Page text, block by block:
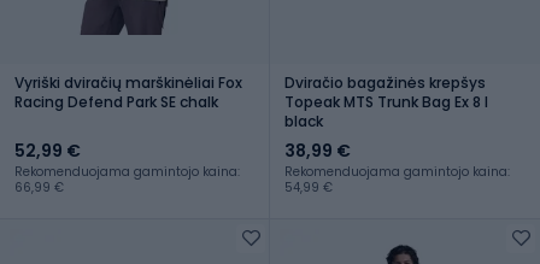
Vyriški dviračių marškinėliai Fox
Racing Defend Park SE chalk
52,99 €
Rekomenduojama gamintojo kaina:
66,99 €
Dviračio bagažinės krepšys
Topeak MTS Trunk Bag Ex 8 l
black
38,99 €
Rekomenduojama gamintojo kaina:
54,99 €